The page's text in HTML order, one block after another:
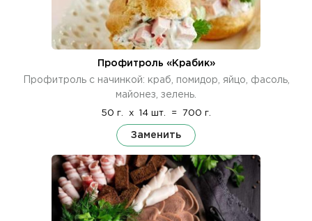
Профитроль «Крабик»
Профитроль с начинкой: краб, помидор, яйцо, фасоль,
майонез, зелень.
50 г. x 14 шт. = 700 г.
Заменить